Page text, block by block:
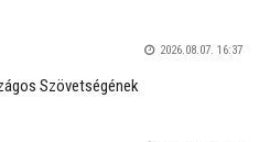
2026.08.07. 16:37
Szövetségének